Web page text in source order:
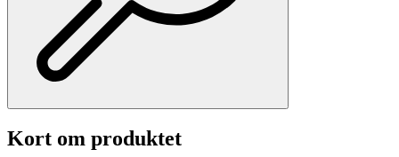
Kort om produktet